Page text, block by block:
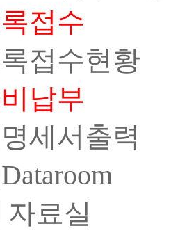
접수
접수현황
납부
세서출력
Dataroom
자료실